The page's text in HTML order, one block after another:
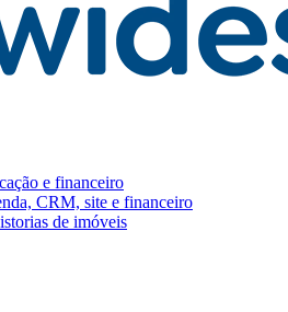
e financeiro
CRM, site e financeiro
de imóveis